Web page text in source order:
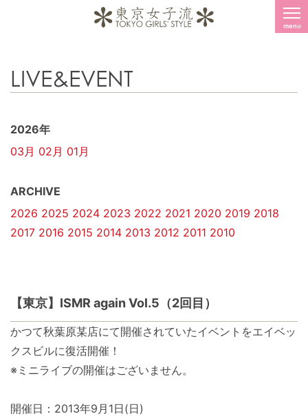
menu
LIVE&EVENT
2026年
03月 02月 01月
ARCHIVE
2026 2025 2024 2023 2022 2021 2020 2019 2018
2017 2016 2015 2014 2013 2012 2011 2010
【東京】ISMR again Vol.5（2回目）
かつて秋葉原某店にて開催されていたイベントをエイベッ
クスビルに復活開催！
※ミニライブの開催はございません。
開催日：2013年9月1日(日)